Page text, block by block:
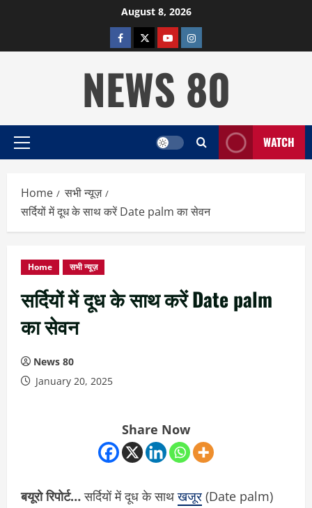
August 8, 2026
facebooktwitterYOUTUBE
instagram
NEWS 80
Primary
WATCH
Home
सभी न्यूज़
सर्दियों में दूध के साथ करें Date palm का सेवन
Home सभी न्यूज़
सर्दियों में दूध के साथ करें Date palm
का सेवन
News 80
January 20, 2025
Share Now
बयूरो रिपोर्ट…सर्दियों में दूध के साथखजूर (Date palm)